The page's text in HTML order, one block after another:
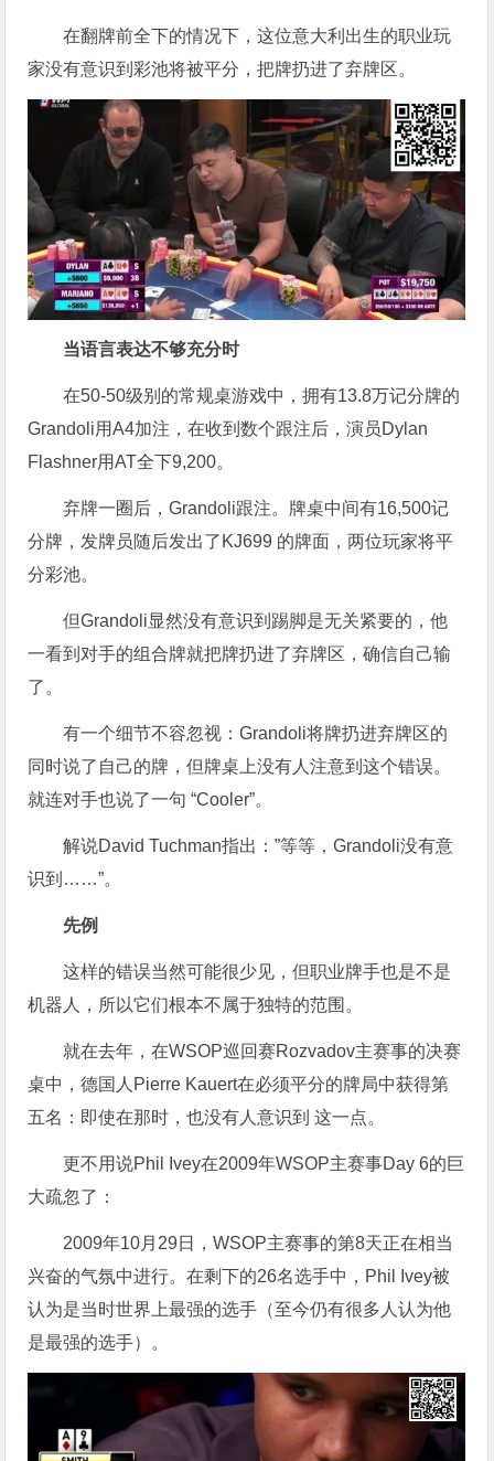
在翻牌前全下的情况下，这位意大利出生的职业玩
家没有意识到彩池将被平分，把牌扔进了弃牌区。
当语言表达不够充分时
在50-50级别的常规桌游戏中，拥有13.8万记分牌的
Grandoli用A4加注，在收到数个跟注后，演员Dylan
Flashner用AT全下9,200。
弃牌一圈后，Grandoli跟注。牌桌中间有16,500记
分牌，发牌员随后发出了KJ699 的牌面，两位玩家将平
分彩池。
但Grandoli显然没有意识到踢脚是无关紧要的，他
一看到对手的组合牌就把牌扔进了弃牌区，确信自己输
了。
有一个细节不容忽视：Grandoli将牌扔进弃牌区的
同时说了自己的牌，但牌桌上没有人注意到这个错误。
就连对手也说了一句 “Cooler”。
解说David Tuchman指出：”等等，Grandoli没有意
识到……”。
先例
这样的错误当然可能很少见，但职业牌手也是不是
机器人，所以它们根本不属于独特的范围。
就在去年，在WSOP巡回赛Rozvadov主赛事的决赛
桌中，德国人Pierre Kauert在必须平分的牌局中获得第
五名：即使在那时，也没有人意识到 这一点。
更不用说Phil Ivey在2009年WSOP主赛事Day 6的巨
大疏忽了：
2009年10月29日，WSOP主赛事的第8天正在相当
兴奋的气氛中进行。在剩下的26名选手中，Phil Ivey被
认为是当时世界上最强的选手（至今仍有很多人认为他
是最强的选手）。